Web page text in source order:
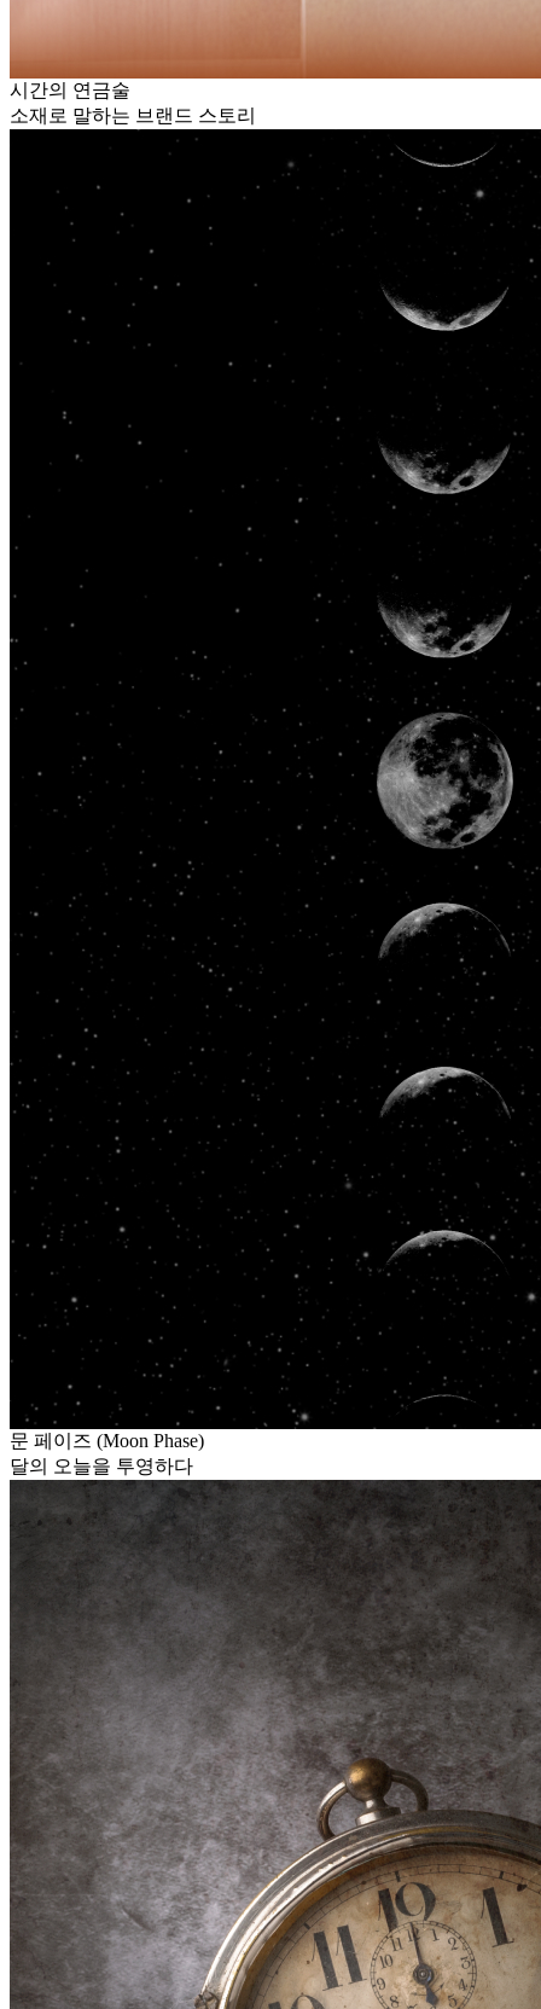
시간의 연금술
소재로 말하는 브랜드 스토리
문 페이즈 (Moon Phase)
달의 오늘을 투영하다